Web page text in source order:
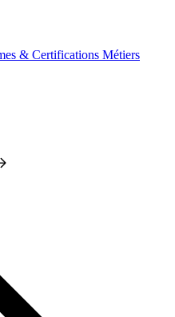
& Certifications Métiers